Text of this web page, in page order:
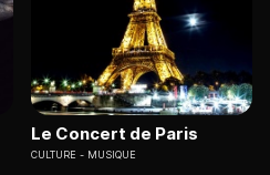
Le Concert de Paris
CULTURE MUSIQUE